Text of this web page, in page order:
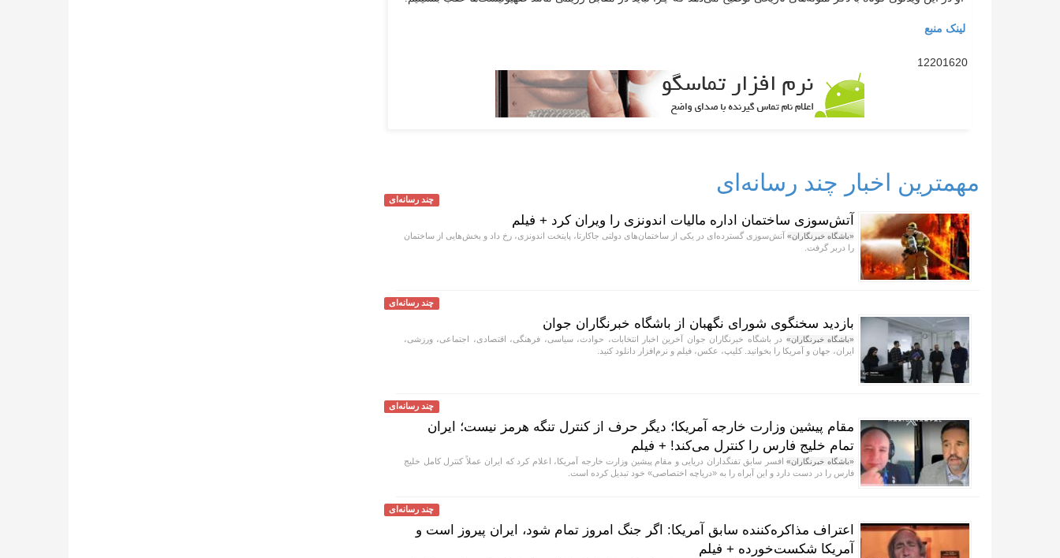
لینک منبع
12201620
مهمترین اخبار چند رسانه‌ای
چند رسانه‌ای
آتش‌سوزی ساختمان اداره مالیات اندونزی را ویران کرد + فیلم
«باشگاه خبرنگاران» آتش‌سوزی گسترده‌ای در یکی از ساختمان‌های دولتی جاکارتا، پایتخت اندونزی، رخ داد و بخش‌هایی از ساختمان
را دربر گرفت.
چند رسانه‌ای
بازدید سخنگوی شورای نگهبان از باشگاه خبرنگاران جوان
«باشگاه خبرنگاران» در باشگاه خبرنگاران جوان آخرین اخبار انتخابات، حوادث، سیاسی، فرهنگی، اقتصادی، اجتماعی، ورزشی،
ایران، جهان و آمریکا را بخوانید. کلیپ، عکس، فیلم و نرم‌افزار دانلود کنید.
چند رسانه‌ای
مقام پیشین وزارت خارجه آمریکا؛ دیگر حرف از کنترل تنگه هرمز نیست؛ ایران
تمام خلیج فارس را کنترل می‌کند! + فیلم
«باشگاه خبرنگاران»افسر سابق تفنگداران دریایی و مقام پیشین وزارت خارجه آمریکا، اعلام کرد که ایران عملاً کنترل کامل خلیج
فارس را در دست دارد و این آبراه را به «دریاچه اختصاصی» خود تبدیل کرده است.
چند رسانه‌ای
اعتراف مذاکره‌کننده سابق آمریکا: اگر جنگ امروز تمام شود، ایران پیروز است و
آمریکا شکست‌خورده + فیلم